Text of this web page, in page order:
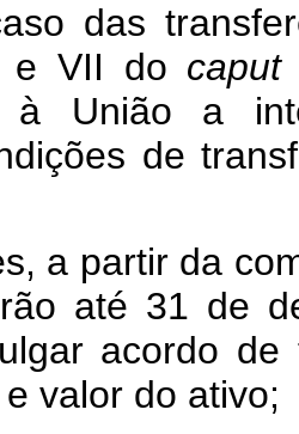
das
e VII do caput
à União a
de
a partir da
até 31 de
acordo de
valor do ativo;